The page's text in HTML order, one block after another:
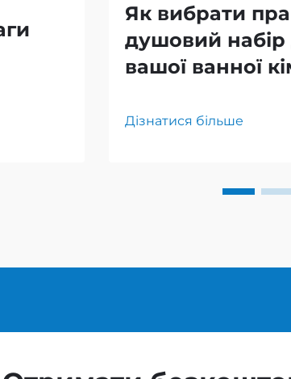
Як вибрати
душовий набір
вашої ванної
Дізнатися більше